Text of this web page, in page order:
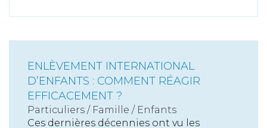
ENLÈVEMENT INTERNATIONAL
D’ENFANTS : COMMENT RÉAGIR
EFFICACEMENT ?
Particuliers / Famille / Enfants
Ces dernières décennies ont vu les